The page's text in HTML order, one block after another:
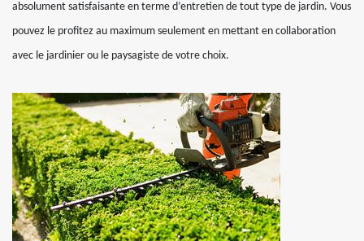
absolument satisfaisante en terme d’entretien de tout type de jardin. Vous
pouvez le profitez au maximum seulement en mettant en collaboration
avec le jardinier ou le paysagiste de votre choix.